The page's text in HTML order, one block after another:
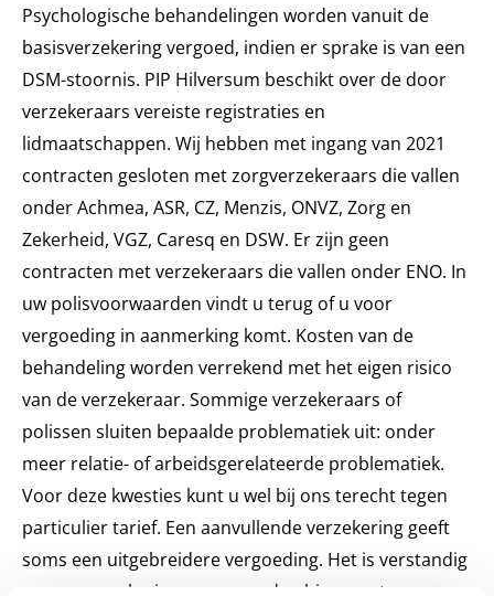
Psychologische behandelingen worden vanuit de
basisverzekering vergoed, indien er sprake is van een
DSM-stoornis. PIP Hilversum beschikt over de door
verzekeraars vereiste registraties en
lidmaatschappen. Wij hebben met ingang van 2021
contracten gesloten met zorgverzekeraars die vallen
onder Achmea, ASR, CZ, Menzis, ONVZ, Zorg en
Zekerheid, VGZ, Caresq en DSW. Er zijn geen
contracten met verzekeraars die vallen onder ENO. In
uw polisvoorwaarden vindt u terug of u voor
vergoeding in aanmerking komt. Kosten van de
behandeling worden verrekend met het eigen risico
van de verzekeraar. Sommige verzekeraars of
polissen sluiten bepaalde problematiek uit: onder
meer relatie- of arbeidsgerelateerde problematiek.
Voor deze kwesties kunt u wel bij ons terecht tegen
particulier tarief. Een aanvullende verzekering geeft
soms een uitgebreidere vergoeding. Het is verstandig